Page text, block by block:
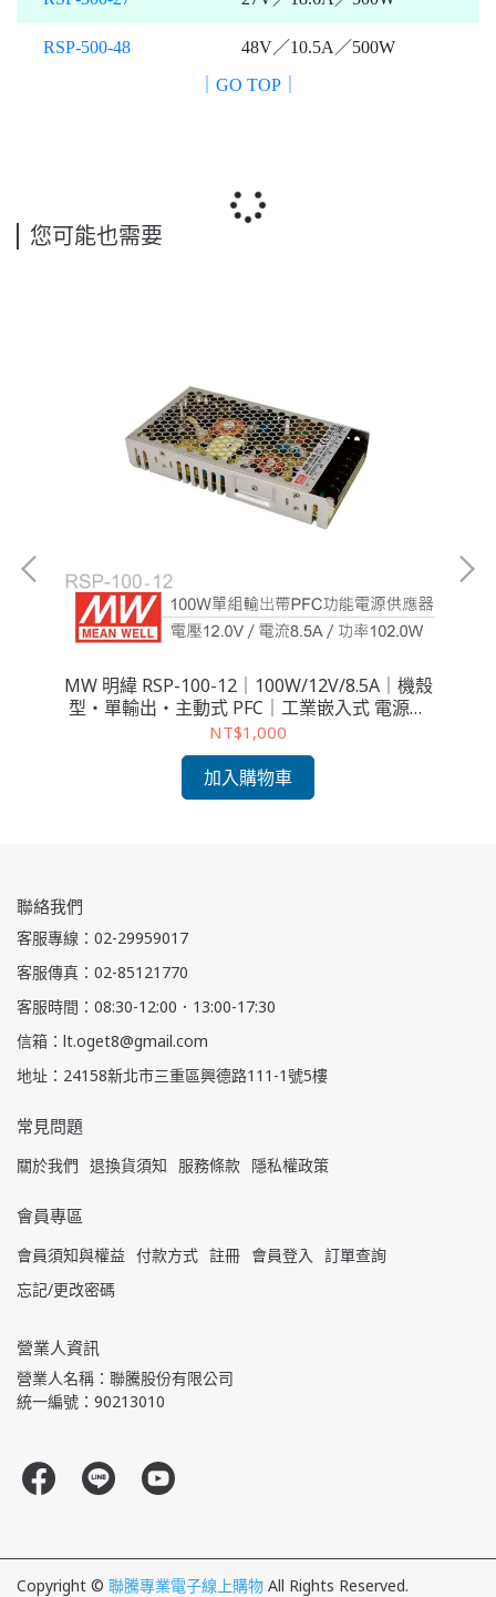
RSP-500-48
48V／10.5A／500W
｜GO TOP｜
您可能也需要
MW 明緯 RSP-100-12｜100W/12V/8.5A｜機殼
型・單輸出・主動式 PFC｜工業嵌入式 電源供
應器
NT$1,000
加入購物車
聯絡我們
客服專線：02-29959017
客服傳真：02-85121770
客服時間：08:30-12:00．13:00-17:30
信箱：lt.oget8@gmail.com
地址：24158新北市三重區興德路111-1號5樓
常見問題
關於我們 退換貨須知 服務條款 隱私權政策
會員專區
會員須知與權益 付款方式 註冊 會員登入
訂單查詢
忘記/更改密碼
營業人資訊
營業人名稱：聯騰股份有限公司
統一編號：90213010
Copyright © 聯騰專業電子線上購物 All Rights Reserved.